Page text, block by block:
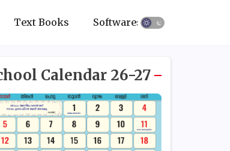
Text Books Softwares
Calendar 26-27